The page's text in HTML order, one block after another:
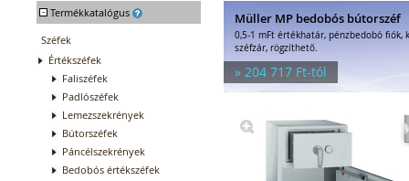
- Termékkatalógus
Széfek
Értékszéfek
Faliszéfek
Padlószéfek
Lemezszekrények
Bútorszéfek
Páncélszekrények
Bedobós értékszéfek
Müller MP bedobós bútorszéf
0,5-1 mFt értékhatár, pénzbedobó fiók,
széfzár, rögzíthető.
» 204 717 Ft-tól